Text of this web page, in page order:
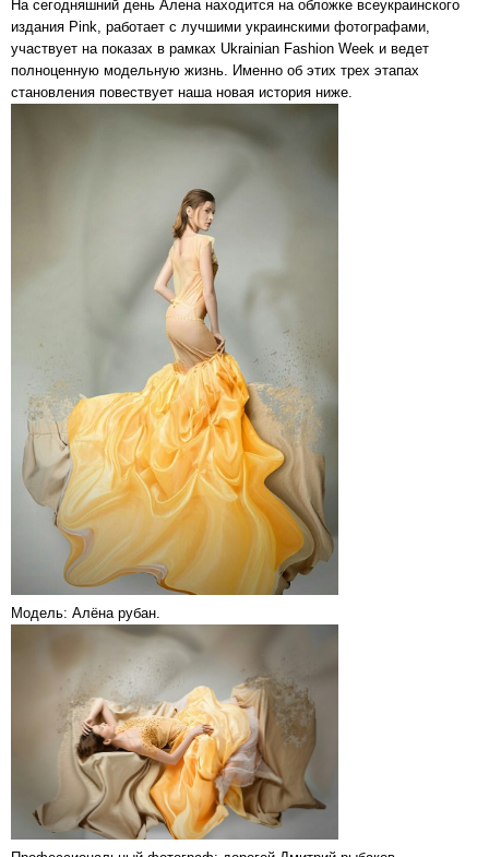
На сегодняшний день Алена находится на обложке всеукраинского
издания Pink, работает с лучшими украинскими фотографами,
участвует на показах в рамках Ukrainian Fashion Week и ведет
полноценную модельную жизнь. Именно об этих трех этапах
становления повествует наша новая история ниже.
Модель: Алёна рубан.